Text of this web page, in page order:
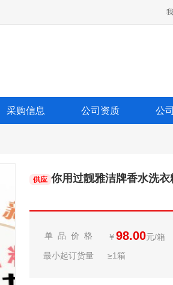
采购信息 公司资质 公
供应 你用过靓雅洁牌香水洗衣
单 品 价 格
最小起订货量
￥98.00元/箱
≥1箱